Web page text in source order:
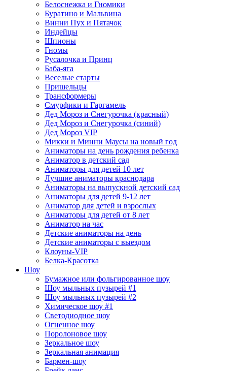
Белоснежка и Гномики
Буратино и Мальвина
Винни Пух и Пятачок
Индейцы
Шпионы
Гномы
Русалочка и Принц
Баба-яга
Веселые старты
Пришельцы
Трансформеры
Смурфики и Гаргамель
Дед Мороз и Снегурочка (красный)
Дед Мороз и Снегурочка (синий)
Дед Мороз VIP
Микки и Минни Маусы на новый год
Аниматоры на день рождения ребенка
Аниматор в детский сад
Аниматоры для детей 10 лет
Лучшие аниматоры краснодара
Аниматоры на выпускной детский сад
Аниматоры для детей 9-12 лет
Аниматор для детей и взрослых
Аниматоры для детей от 8 лет
Аниматор на час
Детские аниматоры на день
Детские аниматоры с выездом
Клоуны-VIP
Белка-Красотка
Шоу
Бумажное или фольгированное шоу
Шоу мыльных пузырей #1
Шоу мыльных пузырей #2
Химическое шоу #1
Светодиодное шоу
Огненное шоу
Поролоновое шоу
Зеркальное шоу
Зеркальная анимация
Бармен-шоу